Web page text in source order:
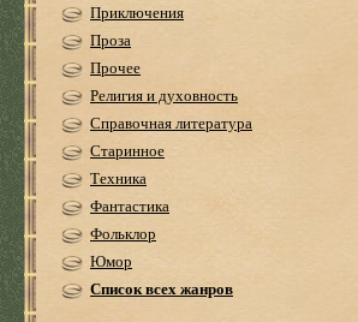
Приключения
Проза
Прочее
Религия и духовность
Справочная литература
Старинное
Техника
Фантастика
Фольклор
Юмор
Список всех жанров